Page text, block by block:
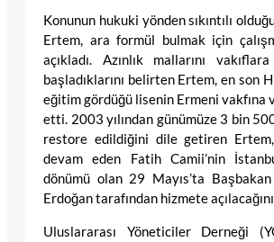
Konunun hukuki yönden sıkıntılı
Ertem, ara formül bulmak için
açıkladı. Azınlık mallarını
başladıklarını belirten Ertem, en son
eğitim gördüğü lisenin Ermeni vakfına
etti. 2003 yılından günümüze 3 bin
restore edildiğini dile getiren
devam eden Fatih Camii’nin
dönümü olan 29 Mayıs’ta
Erdoğan tarafından hizmete
Uluslararası Yöneticiler Derneği